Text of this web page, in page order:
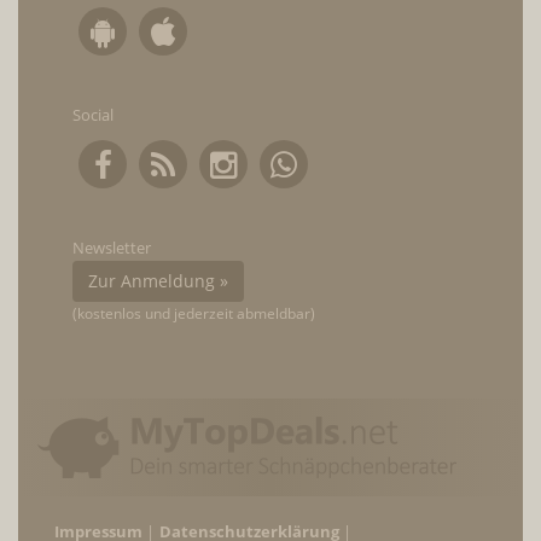
Social
Newsletter
Zur Anmeldung »
(kostenlos und jederzeit abmeldbar)
Impressum Datenschutzerklärung